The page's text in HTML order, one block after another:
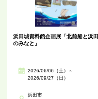
浜田城資料館企画展「北前船と浜田
のみなと」
2026/06/06（土）～
2026/09/27（日）
浜田市